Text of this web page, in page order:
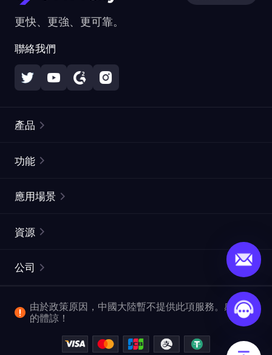
更快、更強、更可靠。
聯絡我們
產品
靜態住宅代理
網頁擷取 API
視頻下載 API
功能
ISP代理
ProxySite
應用場景
市場研究
爬行和索引
查看所有使用案例
資源
常見問題解答
位置
公司
企業服務
反洗錢合規計劃
由於政策原因，中國大陸暫不提供此項服務。感謝您
的體諒！